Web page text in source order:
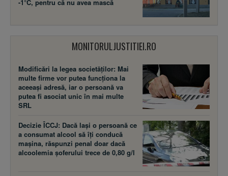
-1°C, pentru că nu avea mască
MONITORULJUSTITIEI.RO
Modificări la legea societăţilor: Mai
multe firme vor putea funcţiona la
aceeaşi adresă, iar o persoană va
putea fi asociat unic în mai multe
SRL
Decizie ÎCCJ: Dacă laşi o persoană ce
a consumat alcool să îţi conducă
maşina, răspunzi penal doar dacă
alcoolemia şoferului trece de 0,80 g/l